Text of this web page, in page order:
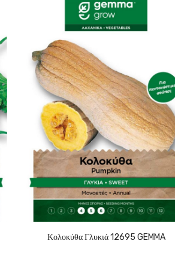
Κολοκύθα Γλυκιά 12695 GEMMA